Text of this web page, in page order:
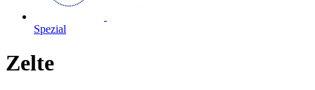
Spezial
Zelte